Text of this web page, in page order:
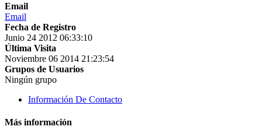
Email
Email
Fecha de Registro
Junio 24 2012 06:33:10
Última Visita
Noviembre 06 2014 21:23:54
Grupos de Usuarios
Ningún grupo
Información De Contacto
Más información